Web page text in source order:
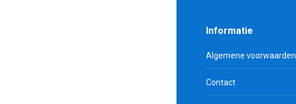
Informatie
Algemene voorwaarden
Contact